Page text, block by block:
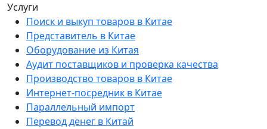
Услуги
Поиск и выкуп товаров в Китае
Представитель в Китае
Оборудование из Китая
Аудит поставщиков и проверка качества
Производство товаров в Китае
Интернет-посредник в Китае
Параллельный импорт
Перевод денег в Китай